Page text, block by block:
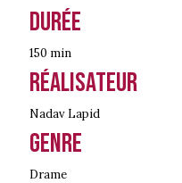
Durée
150 min
Réalisateur
Nadav Lapid
Genre
Drame